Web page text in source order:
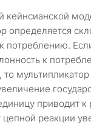
кейнсианской
определяется
потреблению.
к
то
приводит
цепной реакции